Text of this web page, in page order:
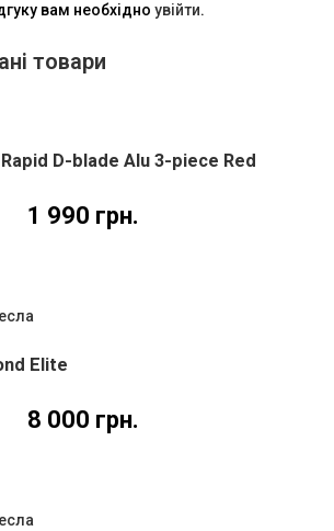
вам необхідноувійти.
товари
D-blade Alu 3-piece Red
грн.
1 990
Elite
грн.
8 000